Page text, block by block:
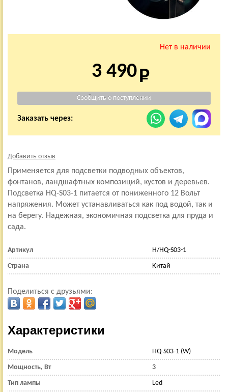
Нет в наличии
3 490
Заказать через:
Добавить отзыв
Применяется для подсветки подводных объектов,
фонтанов, ландшафтных композиций, кустов и деревьев.
Подсветка HQ-S03-1 питается от пониженного 12 Вольт
напряжения. Может устанавливаться как под водой, так и
на берегу. Надежная, экономичная подсветка для пруда и
сада.
Артикул H/HQ-S03-1
Страна Китай
Поделиться с друзьями:
Характеристики
Модель HQ-S03-1 (W)
Мощность, Вт 3
Тип лампы Led